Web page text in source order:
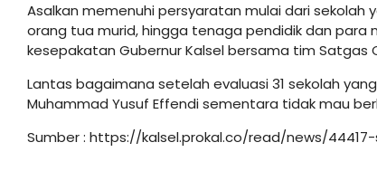
Asalkan memenuhi persyaratan mulai dari
orang tua murid, hingga tenaga pendidik dan para
kesepakatan Gubernur Kalsel bersama tim Satgas
Lantas bagaimana setelah evaluasi 31 sekolah
Muhammad Yusuf Effendi sementara tidak mau
Sumber : https://kalsel.prokal.co/read/news/